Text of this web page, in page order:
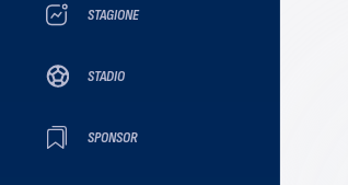
STAGIONE
STADIO
SPONSOR